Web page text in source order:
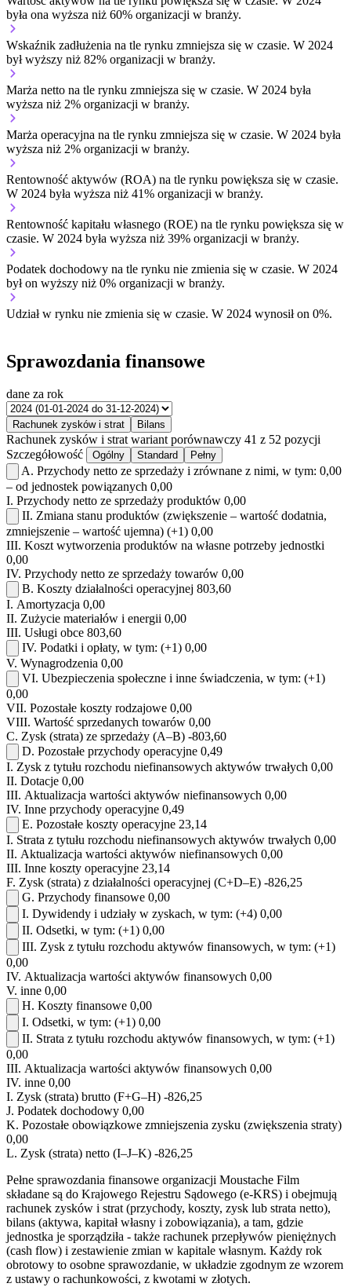
była ona wyższa niż 60% organizacji w branży.
Wskaźnik zadłużenia na tle rynku zmniejsza się w czasie. W 2024
był wyższy niż 82% organizacji w branży.
Marża netto na tle rynku zmniejsza się w czasie. W 2024 była
wyższa niż 2% organizacji w branży.
Marża operacyjna na tle rynku zmniejsza się w czasie. W 2024 była
wyższa niż 2% organizacji w branży.
Rentowność aktywów (ROA) na tle rynku powiększa się w czasie.
W 2024 była wyższa niż 41% organizacji w branży.
Rentowność kapitału własnego (ROE) na tle rynku powiększa się w
czasie. W 2024 była wyższa niż 39% organizacji w branży.
Podatek dochodowy na tle rynku nie zmienia się w czasie. W 2024
był on wyższy niż 0% organizacji w branży.
Udział w rynku nie zmienia się w czasie. W 2024 wynosił on 0%.
Sprawozdania finansowe
dane za rok
Rachunek zysków i strat Bilans
Rachunek zysków i strat wariant porównawczy 41 z 52 pozycji
Szczegółowość
Ogólny Standard Pełny
A. Przychody netto ze sprzedaży i zrównane z nimi, w tym: 0,00
– od jednostek powiązanych 0,00
I. Przychody netto ze sprzedaży produktów 0,00
II. Zmiana stanu produktów (zwiększenie – wartość dodatnia,
zmniejszenie – wartość ujemna) (+1) 0,00
III. Koszt wytworzenia produktów na własne potrzeby jednostki
0,00
IV. Przychody netto ze sprzedaży towarów 0,00
B. Koszty działalności operacyjnej 803,60
I. Amortyzacja 0,00
II. Zużycie materiałów i energii 0,00
III. Usługi obce 803,60
IV. Podatki i opłaty, w tym: (+1) 0,00
V. Wynagrodzenia 0,00
VI. Ubezpieczenia społeczne i inne świadczenia, w tym: (+1)
0,00
VII. Pozostałe koszty rodzajowe 0,00
VIII. Wartość sprzedanych towarów 0,00
C. Zysk (strata) ze sprzedaży (A–B) -803,60
D. Pozostałe przychody operacyjne 0,49
I. Zysk z tytułu rozchodu niefinansowych aktywów trwałych 0,00
II. Dotacje 0,00
III. Aktualizacja wartości aktywów niefinansowych 0,00
IV. Inne przychody operacyjne 0,49
E. Pozostałe koszty operacyjne 23,14
I. Strata z tytułu rozchodu niefinansowych aktywów trwałych 0,00
II. Aktualizacja wartości aktywów niefinansowych 0,00
III. Inne koszty operacyjne 23,14
F. Zysk (strata) z działalności operacyjnej (C+D–E) -826,25
G. Przychody finansowe 0,00
I. Dywidendy i udziały w zyskach, w tym: (+4) 0,00
II. Odsetki, w tym: (+1) 0,00
III. Zysk z tytułu rozchodu aktywów finansowych, w tym: (+1)
0,00
IV. Aktualizacja wartości aktywów finansowych 0,00
V. inne 0,00
H. Koszty finansowe 0,00
I. Odsetki, w tym: (+1) 0,00
II. Strata z tytułu rozchodu aktywów finansowych, w tym: (+1)
0,00
III. Aktualizacja wartości aktywów finansowych 0,00
IV. inne 0,00
I. Zysk (strata) brutto (F+G–H) -826,25
J. Podatek dochodowy 0,00
K. Pozostałe obowiązkowe zmniejszenia zysku (zwiększenia straty)
0,00
L. Zysk (strata) netto (I–J–K) -826,25
Pełne sprawozdania finansowe organizacji Moustache Film
składane są do Krajowego Rejestru Sądowego (e-KRS) i obejmują
rachunek zysków i strat (przychody, koszty, zysk lub strata netto),
bilans (aktywa, kapitał własny i zobowiązania), a tam, gdzie
jednostka je sporządziła - także rachunek przepływów pieniężnych
(cash flow) i zestawienie zmian w kapitale własnym. Każdy rok
obrotowy to osobne sprawozdanie, w układzie zgodnym ze wzorem
z ustawy o rachunkowości, z kwotami w złotych.